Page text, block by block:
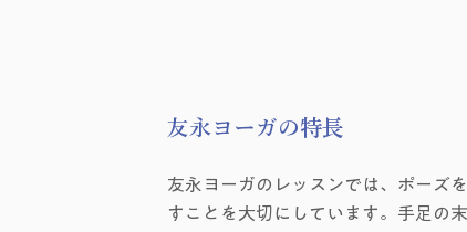
​​​​友永ヨーガの特長
友永ヨーガのレッスンでは、ポーズ
すことを大切にしています。手足の